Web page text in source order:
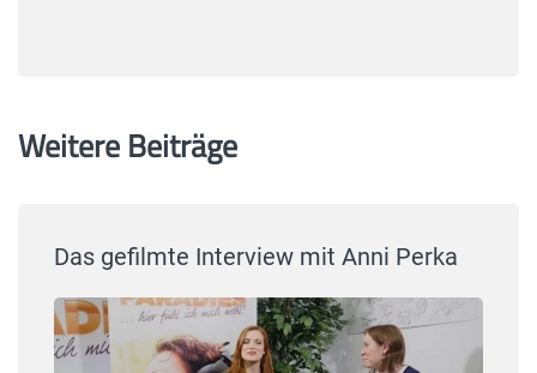
Weitere Beiträge
Das gefilmte Interview mit Anni Perka